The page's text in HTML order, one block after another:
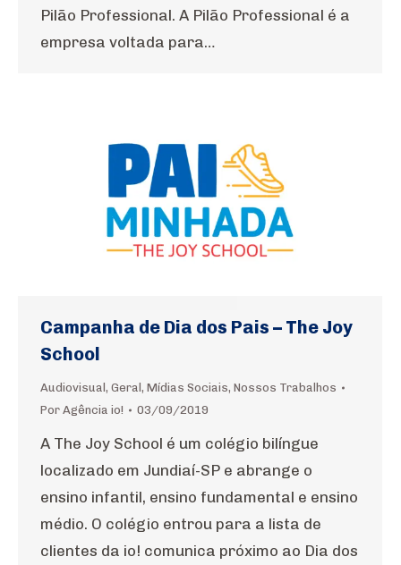
Pilão Professional. A Pilão Professional é a
empresa voltada para…
Campanha de Dia dos Pais – The Joy
School
Audiovisual , Geral , Mídias Sociais, Nossos Trabalhos
Por Agência io! 03/09/2019
A The Joy School é um colégio bilíngue
localizado em Jundiaí-SP e abrange o
ensino infantil, ensino fundamental e ensino
médio. O colégio entrou para a lista de
clientes da io! comunica próximo ao Dia dos